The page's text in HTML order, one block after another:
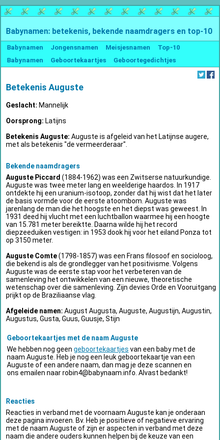
Babynamen: betekenis, bekende naamdragers en top-10
Babynamen Jongensnamen Meisjesnamen
Top-10
Babynamen
Geboortekaartjes Geboortegedichtjes
Betekenis Auguste
Geslacht: Mannelijk
Oorsprong: Latijns
Betekenis Auguste: Auguste is afgeleid van het Latijnse augere,
met als betekenis "de vermeerderaar".
Bekende naamdragers
Auguste Piccard (1884-1962) was een Zwitserse natuurkundige.
Auguste was twee meter lang en weelderige haardos. In 1917
ontdekte hij een uranium-isotoop, zonder dat hij wist dat het later
de basis vormde voor de eerste atoombom. Auguste was
jarenlang de man die het hoogste en het diepst was geweest. In
1931 deed hij vlucht met een luchtballon waarmee hij een hoogte
van 15.781 meter bereiktte. Daarna wilde hij het record
diepzeeduiken vestigen: in 1953 dook hij voor het eiland Ponza tot
op 3150 meter.
Auguste Comte(1798-1857) was een Frans filosoof en socioloog,
die bekend is als de grondlegger van het positivisme. Volgens
Auguste was de eerste stap voor het verbeteren van de
samenleving het ontwikkelen van een nieuwe, theoretische
wetenschap over die samenleving. Zijn devies Orde en Vooruitgang
prijkt op de Braziliaanse vlag.
Afgeleide namen: August Augusta, Auguste, Augustijn, Augustin,
Augustus, Gusta, Guus, Guusje, Stijn
Geboortekaartjes met de naam Auguste
We hebben nog geen geboortekaartjes van een baby met de
naam Auguste. Heb je nog een leuk geboortekaartje van een
Auguste of een andere naam, dan mag je deze scannen en
ons emailen naarrobin4@babynaam.info . Alvast bedankt!
Reacties
Reacties in verband met de voornaam Auguste kan je onderaan
deze pagina invoeren. Bv. Heb je positieve of negatieve ervaring
met de naam Auguste of zijn er aspecten in verband met deze
naam die andere ouders kunnen helpen bij de keuze van een